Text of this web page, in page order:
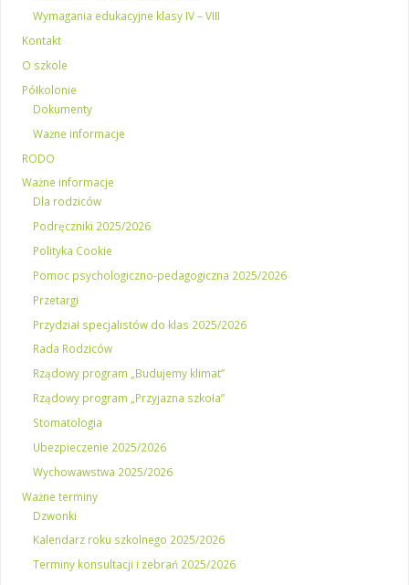
Wymagania edukacyjne klasy IV – VIII
Kontakt
O szkole
Półkolonie
Dokumenty
Ważne informacje
RODO
Ważne informacje
Dla rodziców
Podręczniki 2025/2026
Polityka Cookie
Pomoc psychologiczno-pedagogiczna 2025/2026
Przetargi
Przydział specjalistów do klas 2025/2026
Rada Rodziców
Rządowy program „Budujemy klimat”
Rządowy program „Przyjazna szkoła”
Stomatologia
Ubezpieczenie 2025/2026
Wychowawstwa 2025/2026
Ważne terminy
Dzwonki
Kalendarz roku szkolnego 2025/2026
Terminy konsultacji i zebrań 2025/2026